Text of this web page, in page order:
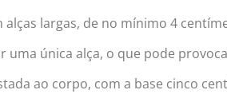
alças largas, de no mínimo 4
única alça, o que pode
ao corpo, com a base cinco